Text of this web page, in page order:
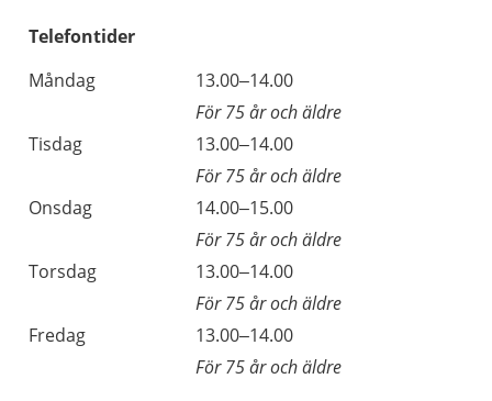
Telefontider
Måndag
13.00–14.00
För 75 år och äldre
Tisdag
13.00–14.00
För 75 år och äldre
Onsdag
14.00–15.00
För 75 år och äldre
Torsdag
13.00–14.00
För 75 år och äldre
Fredag
13.00–14.00
För 75 år och äldre